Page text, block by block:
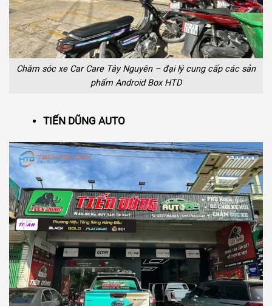
Chăm sóc xe Car Care Tây Nguyên – đại lý cung cấp các sản
phẩm Android Box HTD
TIẾN DŨNG AUTO